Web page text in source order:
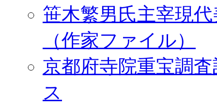
笹木繁男氏主宰現
（作家ファイル）
京都府寺院重宝調
ス